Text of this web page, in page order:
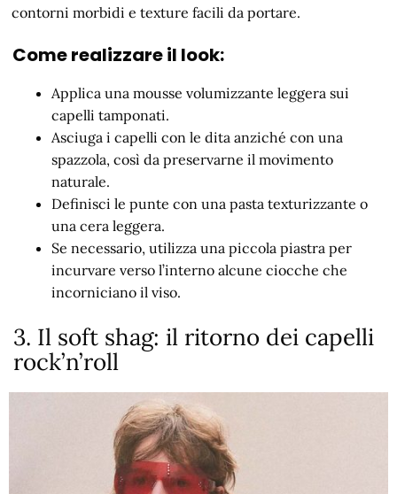
contorni morbidi e texture facili da portare.
Come realizzare il look:
Applica una mousse volumizzante leggera sui
capelli tamponati.
Asciuga i capelli con le dita anziché con una
spazzola, così da preservarne il movimento
naturale.
Definisci le punte con una pasta texturizzante o
una cera leggera.
Se necessario, utilizza una piccola piastra per
incurvare verso l’interno alcune ciocche che
incorniciano il viso.
3. Il soft shag: il ritorno dei capelli
rock’n’roll